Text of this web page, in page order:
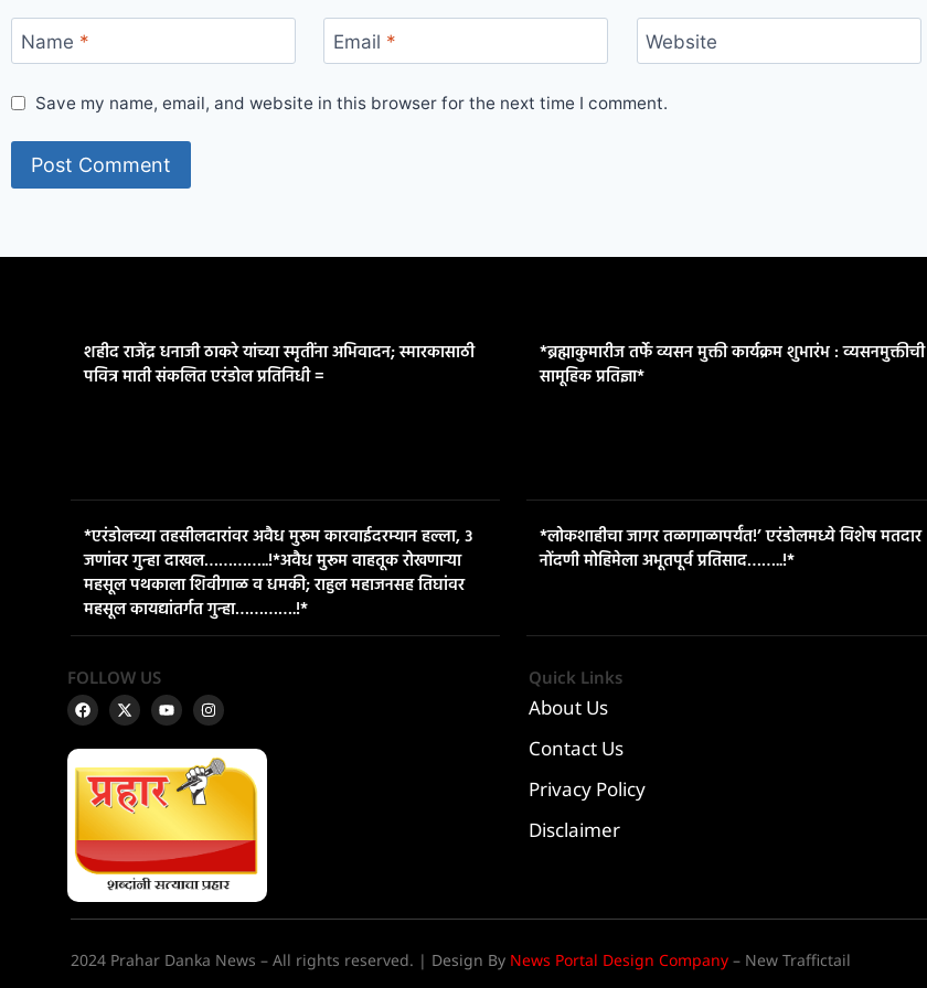
Name * Email * Website
Save my name, email, and website in this browser for the next time I comment.
शहीद राजेंद्र धनाजी ठाकरे यांच्या स्मृतींना अभिवादन; स्मारकासाठी
पवित्र माती संकलित एरंडोल प्रतिनिधी =
*ब्रह्माकुमारीज तर्फे व्यसन मुक्ती कार्यक्रम शुभारंभ : व्यसनमुक्तीची
सामूहिक प्रतिज्ञा*
*एरंडोलच्या तहसीलदारांवर अवैध मुरूम कारवाईदरम्यान हल्ला, ३
जणांवर गुन्हा दाखल…………..!*​अवैध मुरूम वाहतूक रोखणाऱ्या
महसूल पथकाला शिवीगाळ व धमकी; राहुल महाजनसह तिघांवर
महसूल कायद्यांतर्गत गुन्हा………….!*
*लोकशाहीचा जागर तळागाळापर्यंत!’ एरंडोलमध्ये विशेष मतदार
नोंदणी मोहिमेला अभूतपूर्व प्रतिसाद……..!*
FOLLOW US Quick Links
About Us
Contact Us
Privacy Policy
Disclaimer
2024 Prahar Danka News – All rights reserved. | Design By News Portal Design Company– New Traffictail